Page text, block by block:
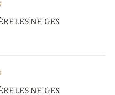
LES NEIGES
LES NEIGES